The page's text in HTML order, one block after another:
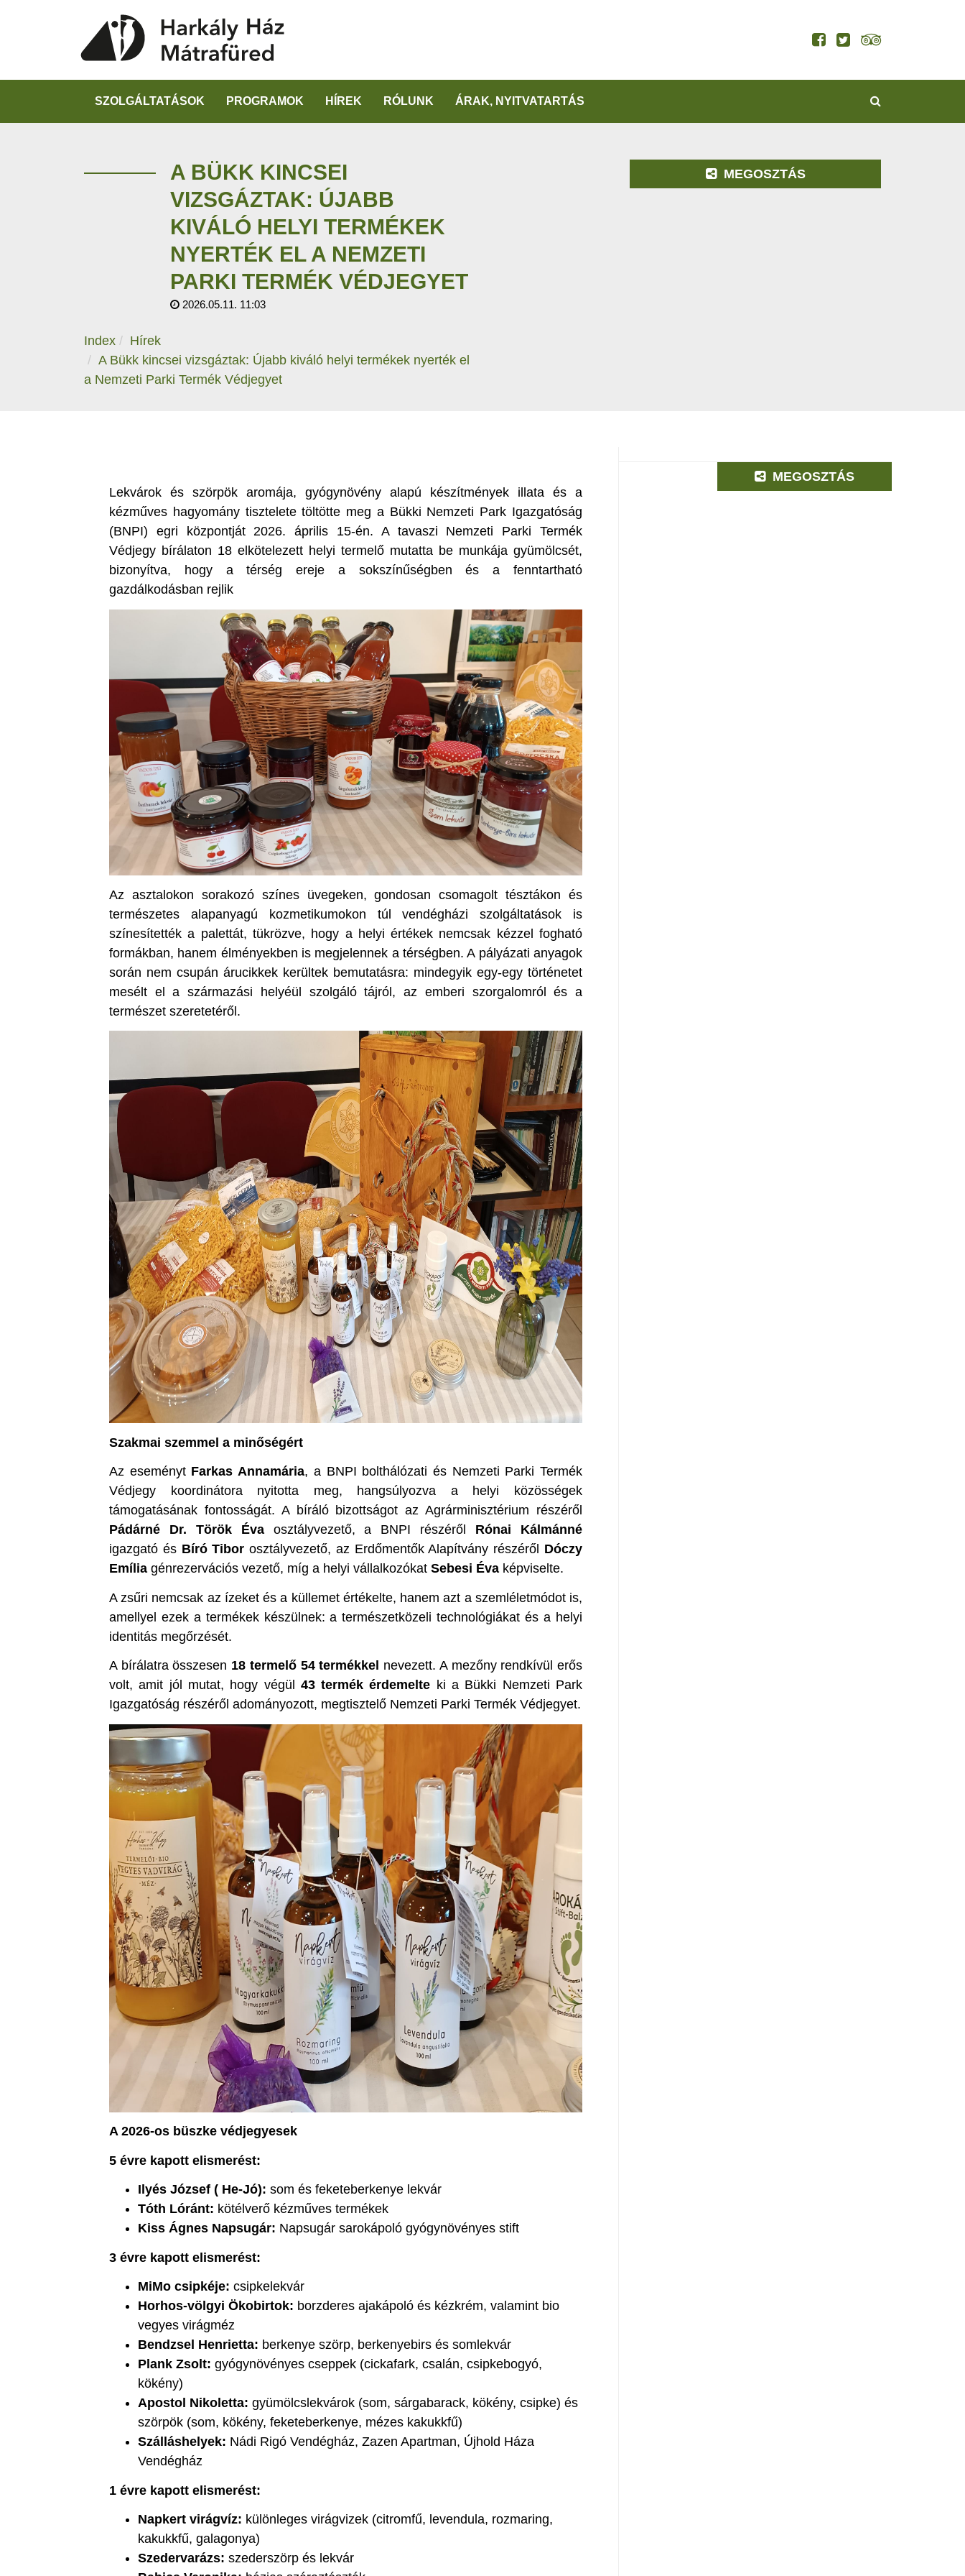
SZOLGÁLTATÁSOK PROGRAMOK HÍREK RÓLUNK ÁRAK, NYITVATARTÁS
A BÜKK KINCSEI
VIZSGÁZTAK: ÚJABB
KIVÁLÓ HELYI TERMÉKEK
NYERTÉK EL A NEMZETI
PARKI TERMÉK VÉDJEGYET
2026.05.11. 11:03
Index
Hírek
A Bükk kincsei vizsgáztak: Újabb kiváló helyi termékek nyerték el
a Nemzeti Parki Termék Védjegyet
MEGOSZTÁS
Lekvárok és szörpök aromája, gyógynövény alapú készítmények illata és a
kézműves hagyomány tisztelete töltötte meg a Bükki Nemzeti Park Igazgatóság
(BNPI) egri központját 2026. április 15-én. A tavaszi Nemzeti Parki Termék
Védjegy bírálaton 18 elkötelezett helyi termelő mutatta be munkája gyümölcsét,
bizonyítva, hogy a térség ereje a sokszínűségben és a fenntartható
gazdálkodásban rejlik
Az asztalokon sorakozó színes üvegeken, gondosan csomagolt tésztákon és
természetes alapanyagú kozmetikumokon túl vendégházi szolgáltatások is
színesítették a palettát, tükrözve, hogy a helyi értékek nemcsak kézzel fogható
formákban, hanem élményekben is megjelennek a térségben. A pályázati anyagok
során nem csupán árucikkek kerültek bemutatásra: mindegyik egy-egy történetet
mesélt el a származási helyéül szolgáló tájról, az emberi szorgalomról és a
természet szeretetéről.
Szakmai szemmel a minőségért
Az eseményt Farkas Annamária, a BNPI bolthálózati és Nemzeti Parki Termék
Védjegy koordinátora nyitotta meg, hangsúlyozva a helyi közösségek
támogatásának fontosságát. A bíráló bizottságot az Agrárminisztérium részéről
Pádárné Dr. Török Évaosztályvezető, a BNPI részéről Rónai Kálmánné
igazgató és Bíró Tiborosztályvezető, az Erdőmentők Alapítvány részéről Dóczy
Emília génrezervációs vezető, míg a helyi vállalkozókat Sebesi Éva képviselte.
A zsűri nemcsak az ízeket és a küllemet értékelte, hanem azt a szemléletmódot is,
amellyel ezek a termékek készülnek: a természetközeli technológiákat és a helyi
identitás megőrzését.
A bírálatra összesen 18 termelő 54 termékkel nevezett. A mezőny rendkívül erős
volt, amit jól mutat, hogy végül 43 termék érdemelte ki a Bükki Nemzeti Park
Igazgatóság részéről adományozott, megtisztelő Nemzeti Parki Termék Védjegyet.
A 2026-os büszke védjegyesek
5 évre kapott elismerést:
Ilyés József ( He-Jó): som és feketeberkenye lekvár
Tóth Lóránt: kötélverő kézműves termékek
Kiss Ágnes Napsugár: Napsugár sarokápoló gyógynövényes stift
3 évre kapott elismerést:
MiMo csipkéje: csipkelekvár
Horhos-völgyi Ökobirtok: borzderes ajakápoló és kézkrém, valamint bio
vegyes virágméz
Bendzsel Henrietta: berkenye szörp, berkenyebirs és somlekvár
Plank Zsolt: gyógynövényes cseppek (cickafark, csalán, csipkebogyó,
kökény)
Apostol Nikoletta: gyümölcslekvárok (som, sárgabarack, kökény, csipke) és
szörpök (som, kökény, feketeberkenye, mézes kakukkfű)
Szálláshelyek: Nádi Rigó Vendégház, Zazen Apartman, Újhold Háza
Vendégház
1 évre kapott elismerést:
Napkert virágvíz: különleges virágvizek (citromfű, levendula, rozmaring,
kakukkfű, galagonya)
Szedervarázs: szederszörp és lekvár
MEGOSZTÁS